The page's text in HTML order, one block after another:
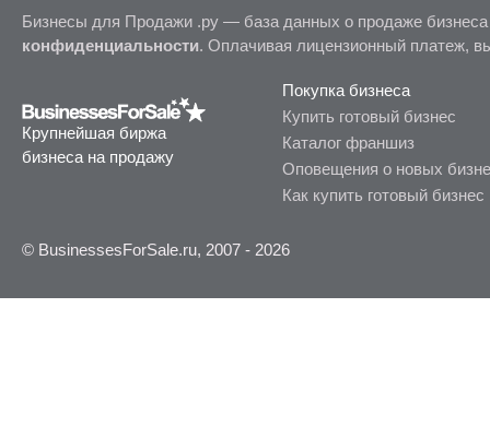
Бизнесы для Продажи .ру — база данных о продаже
конфиденциальности. Оплачивая лицензионный платеж,
Крупнейшая биржа
бизнеса на продажу
Покупка бизнеса
Купить готовый бизнес
Каталог франшиз
Оповещения о новых
Как купить готовый бизнес
© BusinessesForSale.ru, 2007 - 2026